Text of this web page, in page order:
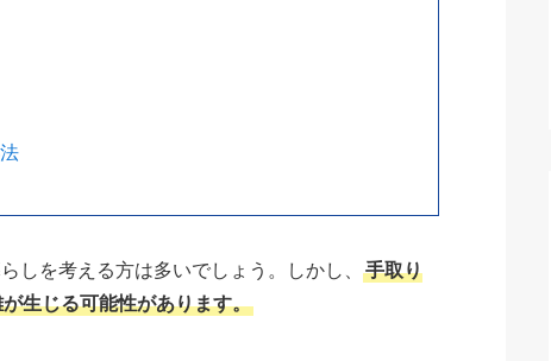
しを考える方は多いでしょう。しかし、手取り
生じる可能性があります。